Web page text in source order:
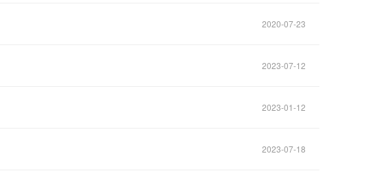
2020-07-23
2023-07-12
2023-01-12
2023-07-18